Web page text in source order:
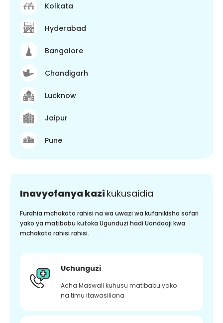
Kolkata
Hyderabad
Bangalore
Chandigarh
Lucknow
Jaipur
Pune
Inavyofanya kazi kukusaidia
Furahia mchakato rahisi na wa uwazi wa kufanikisha safari
yako ya matibabu kutoka Ugunduzi hadi Uondoaji kwa
mchakato rahisi rahisi.
Uchunguzi
Acha Maswali kuhusu matibabu yako
na timu itawasiliana